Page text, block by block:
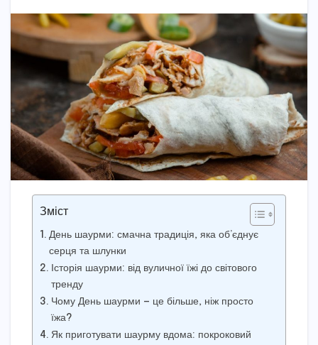
Зміст
День шаурми: смачна традиція, яка об’єднує
серця та шлунки
Історія шаурми: від вуличної їжі до світового
тренду
Чому День шаурми — це більше, ніж просто
їжа?
Як приготувати шаурму вдома: покроковий